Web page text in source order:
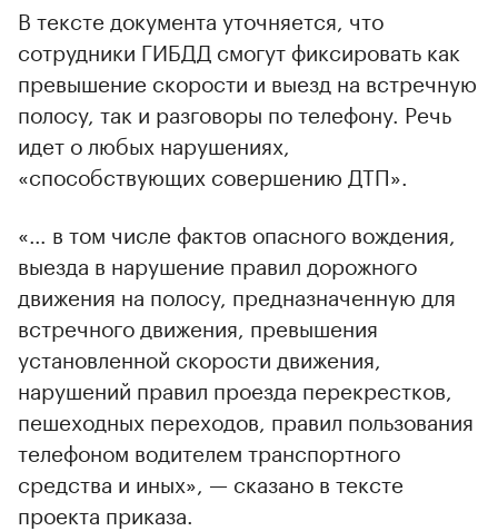
В тексте документа уточняется, что
сотрудники ГИБДД смогут фиксировать как
превышение скорости и выезд на встречную
полосу, так и разговоры по телефону. Речь
идет о любых нарушениях,
«способствующих совершению ДТП».
«… в том числе фактов опасного вождения,
выезда в нарушение правил дорожного
движения на полосу, предназначенную для
встречного движения, превышения
установленной скорости движения,
нарушений правил проезда перекрестков,
пешеходных переходов, правил пользования
телефоном водителем транспортного
средства и иных», — сказано в тексте
проекта приказа.